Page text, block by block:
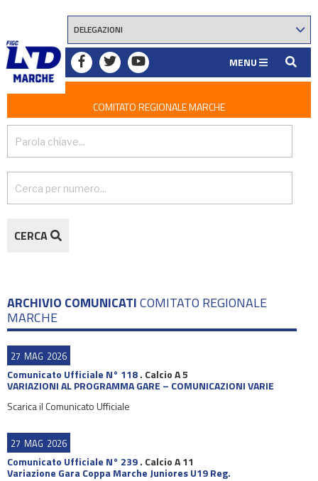
MENU
COMITATO REGIONALE MARCHE
CERCA
ARCHIVIO COMUNICATICOMITATO REGIONALE
MARCHE
27 MAG 2026
Comunicato Ufficiale N° 118. Calcio A 5
VARIAZIONI AL PROGRAMMA GARE – COMUNICAZIONI VARIE
Scarica il Comunicato Ufficiale
27 MAG 2026
Comunicato Ufficiale N° 239. Calcio A 11
Variazione Gara Coppa Marche Juniores U19 Reg.